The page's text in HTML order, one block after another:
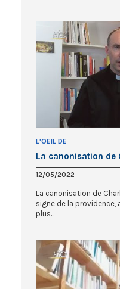
L'OEIL DE
La canonisation de
12/05/2022
La canonisation de
signe de la providence,
plus...